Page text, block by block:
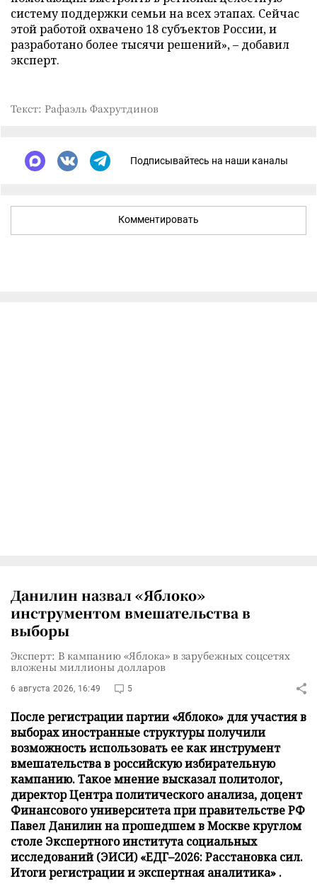
систему поддержки семьи на всех этапах. Сейчас
этой работой охвачено 18 субъектов России, и
разработано более тысячи решений», – добавил
эксперт.
Текст: Рафаэль Фахрутдинов
Подписывайтесь на наши каналы
Комментировать
Данилин назвал «Яблоко»
инструментом вмешательства в
выборы
Эксперт: В кампанию «Яблока» в зарубежных соцсетях
вложены миллионы долларов
6 августа 2026, 16:49 5
После регистрации партии «Яблоко» для участия в
выборах иностранные структуры получили
возможность использовать ее как инструмент
вмешательства в российскую избирательную
кампанию. Такое мнение высказал политолог,
директор Центра политического анализа, доцент
Финансового университета при правительстве РФ
Павел Данилин на прошедшем в Москве круглом
столе Экспертного института социальных
исследований (ЭИСИ) «ЕДГ–2026: Расстановка сил.
Итоги регистрации и экспертная аналитика» .